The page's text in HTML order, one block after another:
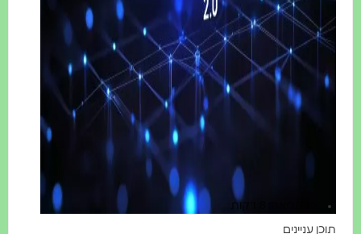
זמן קריאה: 8 דקות
תוכן עניינים